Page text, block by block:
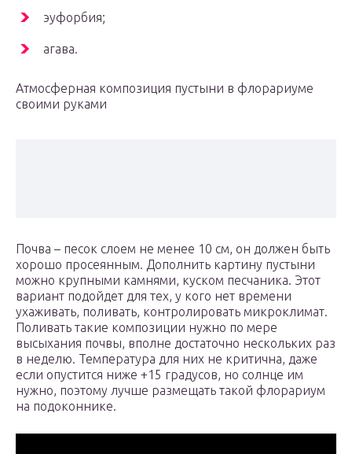
эуфорбия;
агава.
Атмосферная композиция пустыни в флорариуме
своими руками
Почва – песок слоем не менее 10 см, он должен быть
хорошо просеянным. Дополнить картину пустыни
можно крупными камнями, куском песчаника. Этот
вариант подойдет для тех, у кого нет времени
ухаживать, поливать, контролировать микроклимат.
Поливать такие композиции нужно по мере
высыхания почвы, вполне достаточно нескольких раз
в неделю. Температура для них не критична, даже
если опустится ниже +15 градусов, но солнце им
нужно, поэтому лучше размещать такой флорариум
на подоконнике.